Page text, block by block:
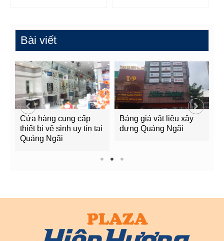
Bài viết
Cửa hàng cung cấp
thiết bị vệ sinh uy tín tại
Quảng Ngãi
Bảng giá vật liệu xây
dựng Quảng Ngãi
1 2 3